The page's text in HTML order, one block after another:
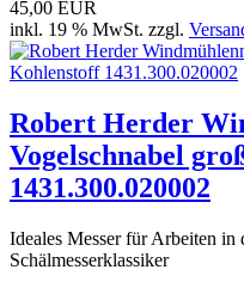
45,00 EUR
inkl. 19 % MwSt. zzgl.
Robert Herder
Vogelschnabel
1431.300.020002
Ideales Messer für Arbeiten in
Schälmesserklassiker